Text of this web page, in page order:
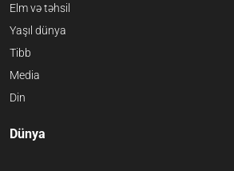
Elm və təhsil
Yaşıl dünya
Tibb
Media
Din
Dünya